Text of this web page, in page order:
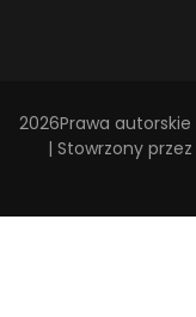
2026Prawa autorskie
| Stowrzony przez